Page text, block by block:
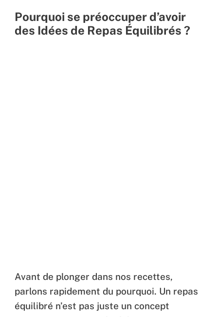
Pourquoi se préoccuper d’avoir
des Idées de Repas Équilibrés ?
Avant de plonger dans nos recettes,
parlons rapidement du pourquoi. Un repas
équilibré n’est pas juste un concept